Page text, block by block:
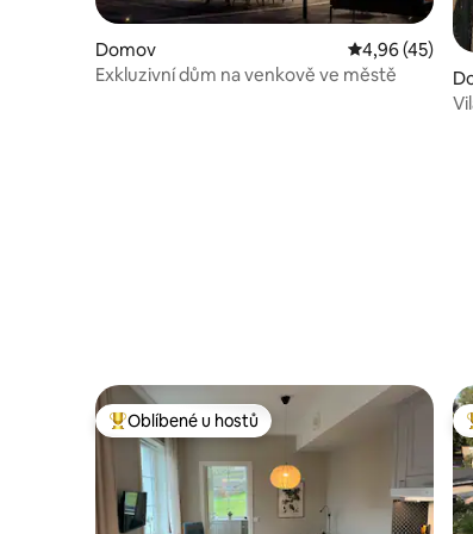
Domov Průměrné
4,96 (45)
Exkluzivní dům na venkově ve městě
Nejlepší v kategorii Oblíbené u hostů
Oblíbené u hostů